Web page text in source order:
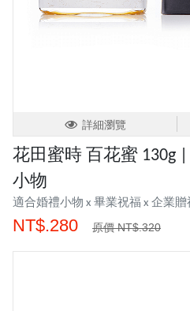
詳細瀏覽
花田蜜時 百花蜜 130g
小物
適合婚禮小物 x 畢業祝福 x 企業贈
NT$.280 原價 NT$.320